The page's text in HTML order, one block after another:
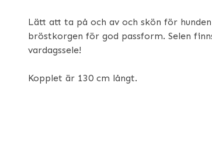
Lätt att ta på och av och skön för
bröstkorgen för god passform. Selen
vardagssele!
Kopplet är 130 cm långt.